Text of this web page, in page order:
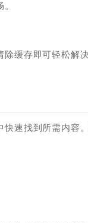
缓存即可轻松解
速找到所需内